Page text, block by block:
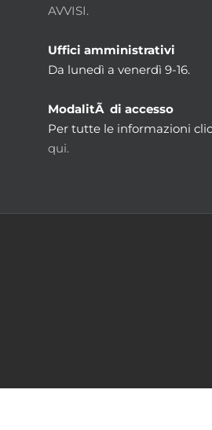
AVVISI.
Uffici amministrativi
Da lunedì a venerdì 9-16.
ModalitÃ di accesso
Per tutte le informazioni
qui.